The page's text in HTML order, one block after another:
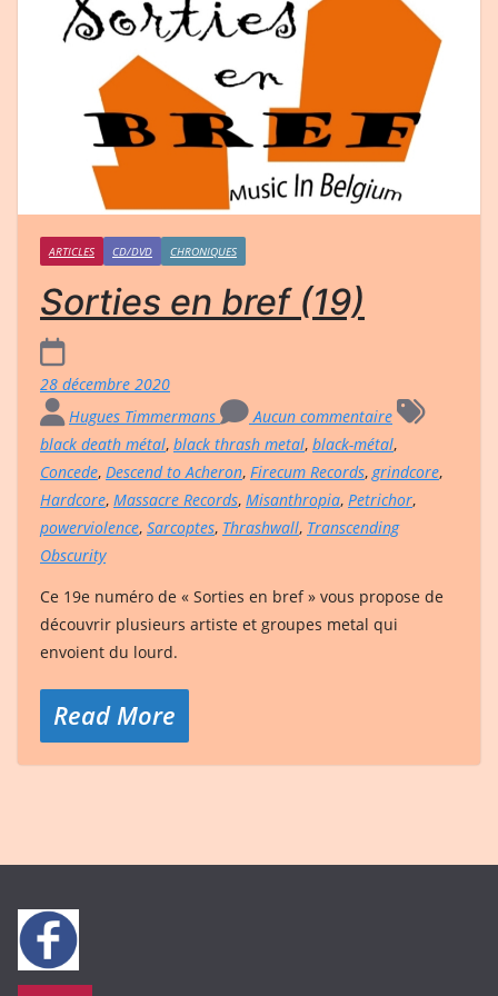
ARTICLES CD/DVD CHRONIQUES
Sorties en bref (19)
28 décembre 2020
Hugues Timmermans
Aucun commentaire
black death métal, black thrash metal, black-métal,
Concede, Descend to Acheron, Firecum Records, grindcore,
Hardcore, Massacre Records, Misanthropia, Petrichor,
powerviolence, Sarcoptes, Thrashwall, Transcending
Obscurity
Ce 19e numéro de « Sorties en bref » vous propose de
découvrir plusieurs artiste et groupes metal qui
envoient du lourd.
Read More